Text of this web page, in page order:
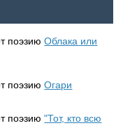
поэзиюОблака или
поэзиюОгари
поэзию"Тот, кто всю